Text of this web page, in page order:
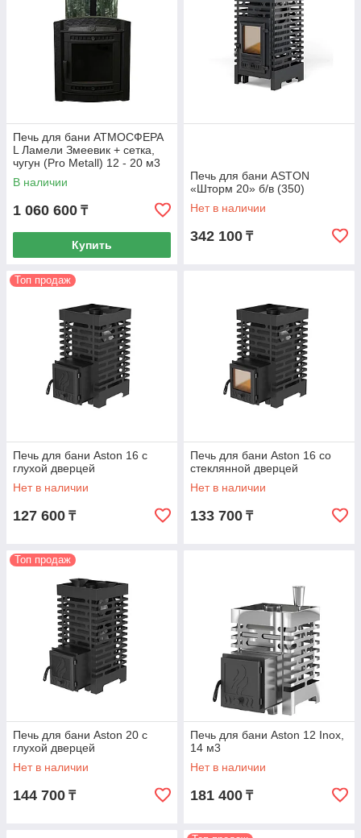
Печь для бани АТМОСФЕРА
L Ламели Змеевик + сетка,
чугун (Pro Metall) 12 - 20 м3
В наличии
1 060 600 ₸
Купить
Печь для бани ASTON
«Шторм 20» б/в (350)
Нет в наличии
342 100 ₸
Топ продаж
Печь для бани Aston 16 с
глухой дверцей
Нет в наличии
127 600 ₸
Печь для бани Aston 16 со
стеклянной дверцей
Нет в наличии
133 700 ₸
Топ продаж
Печь для бани Aston 20 с
глухой дверцей
Нет в наличии
144 700 ₸
Печь для бани Aston 12 Inox,
14 м3
Нет в наличии
181 400 ₸